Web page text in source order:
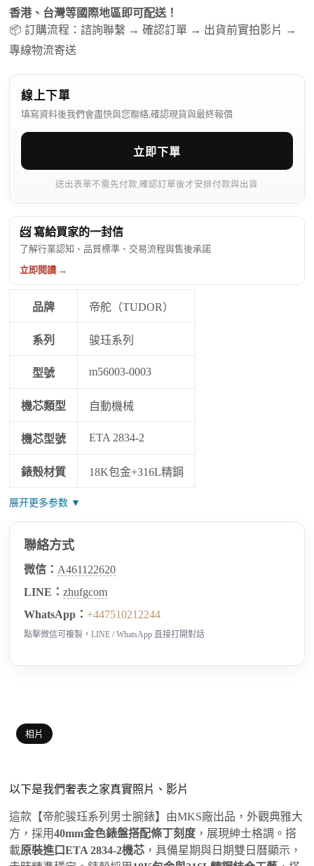
香港、台灣等國際地區即可配送！
📦 訂購流程：諮詢聯繫 → 確認訂單 → 出貨前實拍影片 →
專線物流寄送
線上下單
填寫資料後我們會盡快與您聯絡,確認現貨與最終報價
立即下單
送出表單不需先付款,確認訂單後才安排付款與出貨
📨 寫給買家的一封信
了解行業認知、品質標準、交易流程與售後承諾
立即閱讀 →
品牌 帝舵（TUDOR）
系列 骏珏系列
型號 m56003-0003
機芯類型 自動機械
機芯型號 ETA 2834-2
錶殼材質 18K包金+316L精鋼
展开更多参数 ▼
聯絡方式
微信： A461122620
LINE：zhufgcom
WhatsApp：+447510212244
點擊微信可複製，LINE / WhatsApp 直接打開對話
相片
以下是我們奢表之家真實照片、影片
這款【帝舵骏珏系列男士腕錶】由MKS廠出品，外觀典雅大
方，採用40mm金色錶盤搭配條丁刻度 ，展現紳士格調。搭
載原裝進口ETA 2834-2機芯 ，具備星期與日期雙日曆顯示，